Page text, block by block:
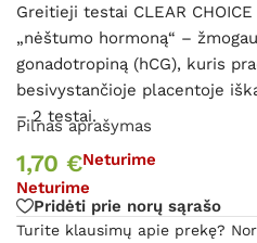
Greitieji testai CLEAR
„nėštumo hormoną“ –
gonadotropiną (hCG), kuris
besivystančioje placentoje
– 2 testai.
Pilnas aprašymas
1,70 €Neturime
Neturime
Pridėti prie norų sąrašo
Turite klausimų apie prekę?